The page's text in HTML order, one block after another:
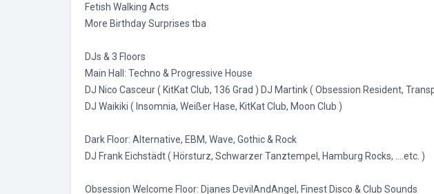
Fetish Walking Acts
More Birthday Surprises tba
DJs & 3 Floors
Main Hall: Techno & Progressive House
DJ Nico Casceur ( KitKat Club, 136 Grad ) DJ Martink ( Obsession Resident,
DJ Waikiki ( Insomnia, Weißer Hase, KitKat Club, Moon Club )
Dark Floor: Alternative, EBM, Wave, Gothic & Rock
DJ Frank Eichstädt ( Hörsturz, Schwarzer Tanztempel, Hamburg Rocks, ….etc. )
Obsession Welcome Floor: Djanes DevilAndAngel, Finest Disco & Club Sounds